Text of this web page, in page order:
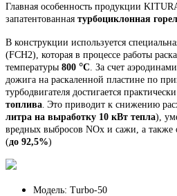
Главная особенность продукции
запатентованная турбоциклонная
В конструкции используется
(FCH2), которая в процессе работы
температуры 800 °С . За счет
дожига на раскаленной пластине по
турбодвигателя достигается практически
топлива Это приводит к снижению
литра на выработку 10 кВт тепла),
вредных выбросов NOx и сажи, а
(до 92,5%)
Модель: Turbo-50